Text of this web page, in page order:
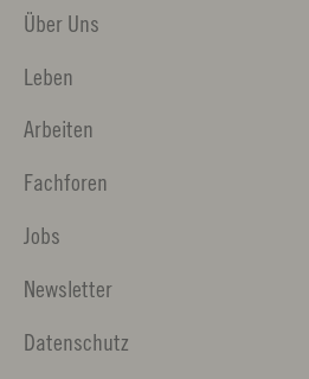
Über Uns
Leben
Arbeiten
Fachforen
Jobs
Newsletter
Datenschutz